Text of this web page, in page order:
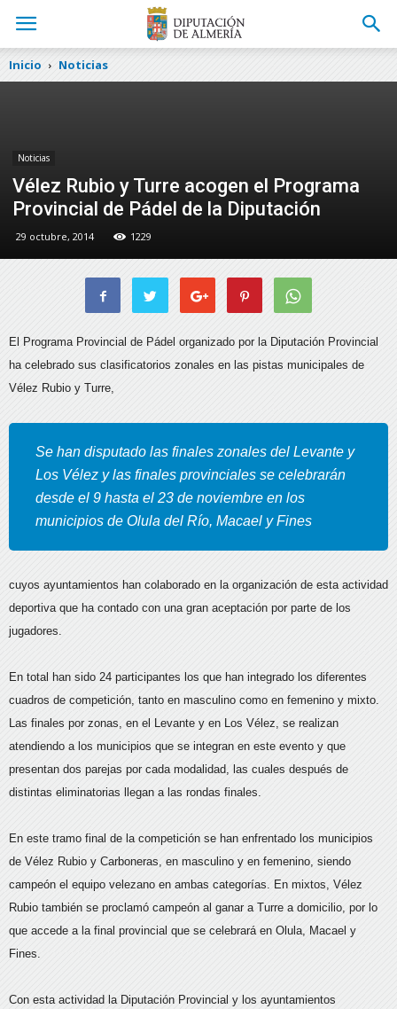
Inicio Noticias
Noticias
Vélez Rubio y Turre acogen el Programa
Provincial de Pádel de la Diputación
29 octubre, 2014 1229
El Programa Provincial de Pádel organizado por la Diputación Provincial
ha celebrado sus clasificatorios zonales en las pistas municipales de
Vélez Rubio y Turre,
Se han disputado las finales zonales del Levante y
Los Vélez y las finales provinciales se celebrarán
desde el 9 hasta el 23 de noviembre en los
municipios de Olula del Río, Macael y Fines
cuyos ayuntamientos han colaborado en la organización de esta actividad
deportiva que ha contado con una gran aceptación por parte de los
jugadores.
En total han sido 24 participantes los que han integrado los diferentes
cuadros de competición, tanto en masculino como en femenino y mixto.
Las finales por zonas, en el Levante y en Los Vélez, se realizan
atendiendo a los municipios que se integran en este evento y que
presentan dos parejas por cada modalidad, las cuales después de
distintas eliminatorias llegan a las rondas finales.
En este tramo final de la competición se han enfrentado los municipios
de Vélez Rubio y Carboneras, en masculino y en femenino, siendo
campeón el equipo velezano en ambas categorías. En mixtos, Vélez
Rubio también se proclamó campeón al ganar a Turre a domicilio, por lo
que accede a la final provincial que se celebrará en Olula, Macael y
Fines.
Con esta actividad la Diputación Provincial y los ayuntamientos